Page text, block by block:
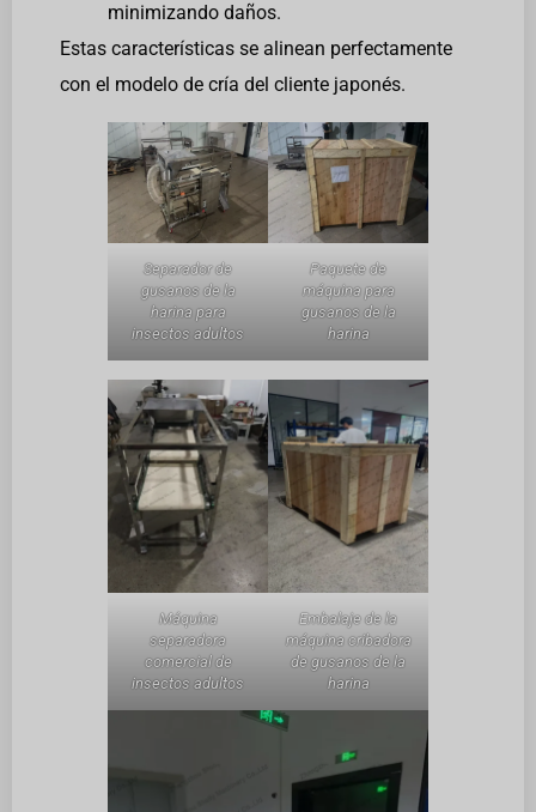
minimizando daños.
Estas características se alinean perfectamente
con el modelo de cría del cliente japonés.
Separador de
gusanos de la
harina para
insectos adultos
Paquete de
máquina para
gusanos de la
harina
Máquina
separadora
comercial de
insectos adultos
Embalaje de la
máquina cribadora
de gusanos de la
harina